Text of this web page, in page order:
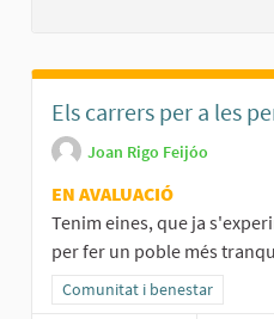
Els carrers per a les
Joan Rigo Feijóo
EN AVALUACIÓ
Tenim eines, que ja
per fer un poble més
Resultats al filtrar per la
Comunitat i benestar